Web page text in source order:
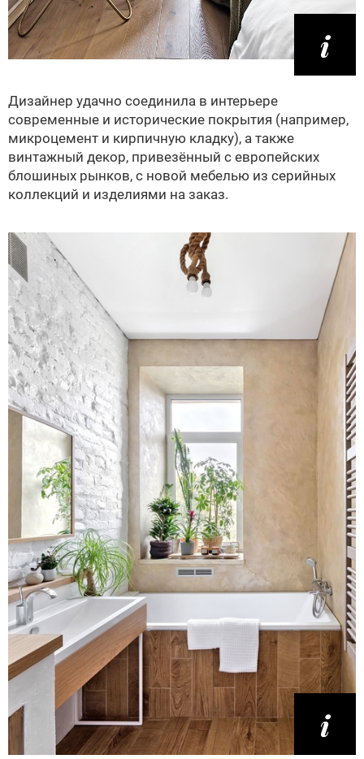
Дизайнер удачно соединила в интерьере
современные и исторические покрытия (например,
микроцемент и кирпичную кладку), а также
винтажный декор, привезённый с европейских
блошиных рынков, с новой мебелью из серийных
коллекций и изделиями на заказ.